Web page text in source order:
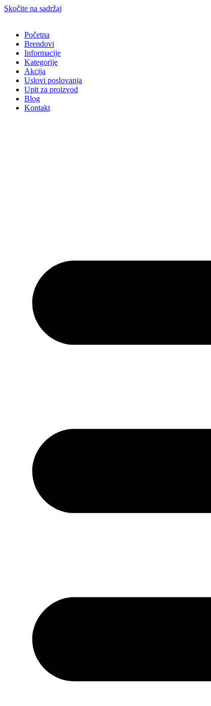
Skočite na sadržaj
Početna
Brendovi
Informacije
Kategorije
Akcija
Uslovi poslovanja
Upit za proizvod
Blog
Kontakt